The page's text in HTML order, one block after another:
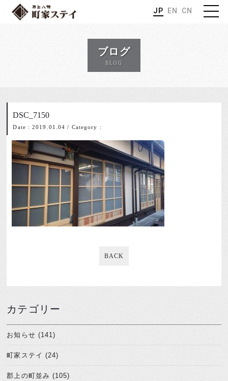
JP EN CN
ブログ
BLOG
DSC_7150
Date : 2019.01.04 / Category :
BACK
カテゴリー
お知らせ (141)
町家ステイ (24)
郡上の町並み (105)